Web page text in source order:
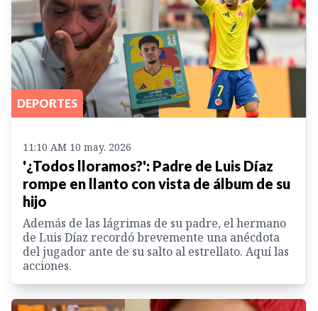
DEPORTES
11:10 AM 10 may. 2026
'¿Todos lloramos?': Padre de Luis Díaz
rompe en llanto con vista de álbum de su
hijo
Además de las lágrimas de su padre, el hermano
de Luis Díaz recordó brevemente una anécdota
del jugador ante de su salto al estrellato. Aquí las
acciones.